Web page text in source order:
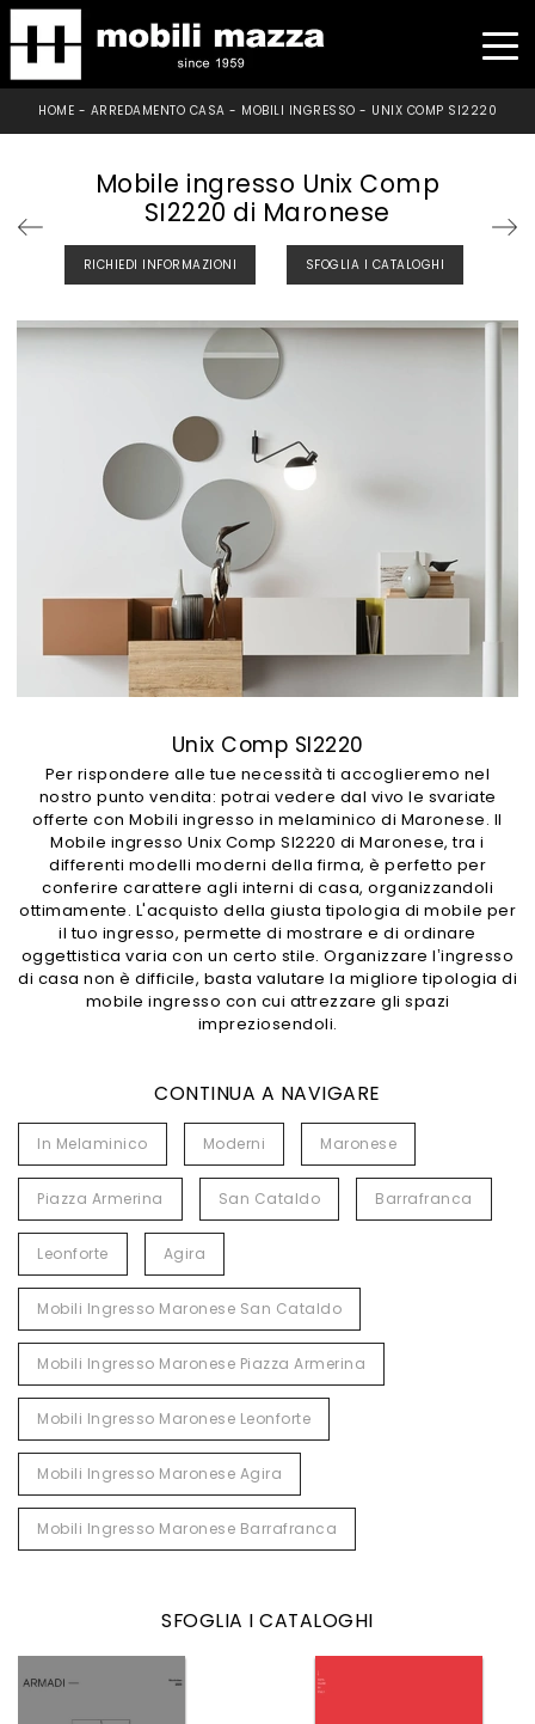
HOME - ARREDAMENTO CASA - MOBILI INGRESSO - UNIX COMP SI2220
Mobile ingresso Unix Comp
SI2220 di Maronese
RICHIEDI INFORMAZIONI SFOGLIA I CATALOGHI
Unix Comp SI2220
Per rispondere alle tue necessità ti accoglieremo nel
nostro punto vendita: potrai vedere dal vivo le svariate
offerte con Mobili ingresso in melaminico di Maronese. Il
Mobile ingresso Unix Comp SI2220 di Maronese, tra i
differenti modelli moderni della firma, è perfetto per
conferire carattere agli interni di casa, organizzandoli
ottimamente. L'acquisto della giusta tipologia di mobile per
il tuo ingresso, permette di mostrare e di ordinare
oggettistica varia con un certo stile. Organizzare l’ingresso
di casa non è difficile, basta valutare la migliore tipologia di
mobile ingresso con cui attrezzare gli spazi
impreziosendoli.
CONTINUA A NAVIGARE
In Melaminico Moderni Maronese
Piazza Armerina San Cataldo Barrafranca
Leonforte Agira
Mobili Ingresso Maronese San Cataldo
Mobili Ingresso Maronese Piazza Armerina
Mobili Ingresso Maronese Leonforte
Mobili Ingresso Maronese Agira
Mobili Ingresso Maronese Barrafranca
SFOGLIA I CATALOGHI